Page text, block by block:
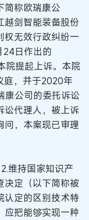
简称欧瑞康公
越剑智能装备股份
权无效行政纠纷一
24日作出的
院提起上诉。本院
庭，并于2020年
康公司的委托诉讼
讼代理人，被上诉
问，本案现已审理
维持国家知识产
定（以下简称被
认定的区别技术特
应把能够实现一种